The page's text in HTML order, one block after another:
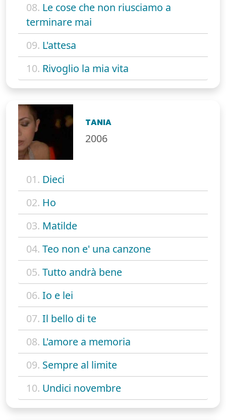
08. Le cose che non riusciamo a
terminare mai
09. L'attesa
10. Rivoglio la mia vita
TANIA
2006
01. Dieci
02. Ho
03. Matilde
04. Teo non e' una canzone
05. Tutto andrà bene
06. Io e lei
07. Il bello di te
08. L'amore a memoria
09. Sempre al limite
10. Undici novembre